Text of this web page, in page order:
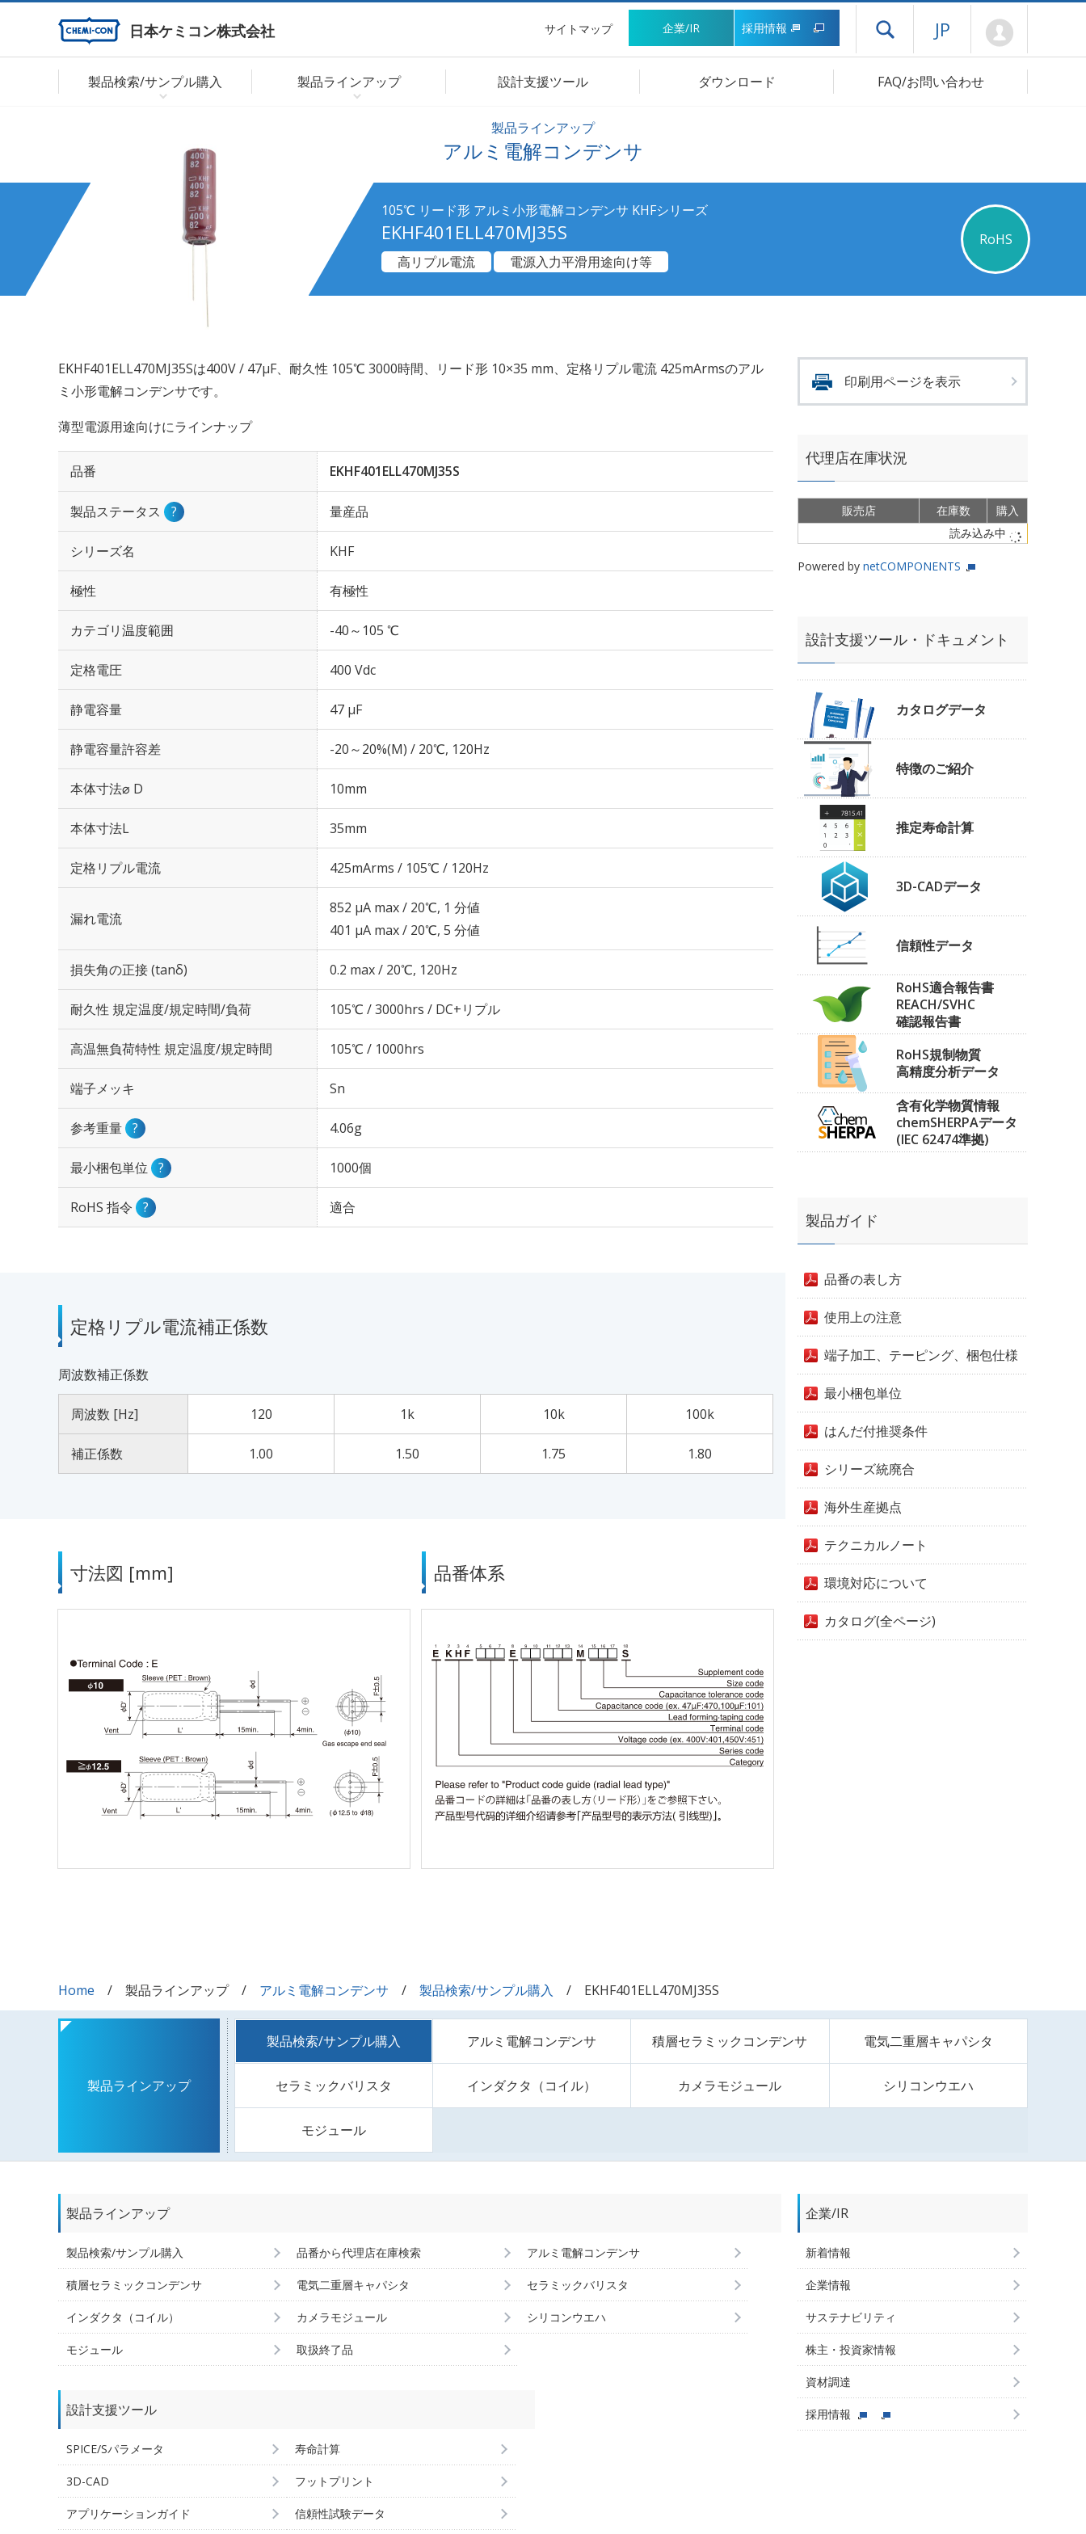
日本ケミコン株式会社 サイトマップ 企業/IR 採用情報 ドロワーメニューを開く
JP
製品検索/サンプル購入 製品ラインアップ 設計支援ツール ダウンロード FAQ/お問い合わせ
製品ラインアップ
アルミ電解コンデンサ
105℃ リード形 アルミ小形電解コンデンサ KHFシリーズ
EKHF401ELL470MJ35S
RoHS
高リプル電流
電源入力平滑用途向け等
EKHF401ELL470MJ35Sは400V / 47µF、耐久性 105℃ 3000時間、リード形 10×35 mm、定格リプル電流 425mArmsのアル
ミ小形電解コンデンサです。
薄型電源用途向けにラインナップ
品番 EKHF401ELL470MJ35S
製品ステータス ? 量産品
シリーズ名 KHF
極性 有極性
カテゴリ温度範囲 -40～105 ℃
定格電圧 400 Vdc
静電容量 47 µF
静電容量許容差 -20～20%(M) / 20℃, 120Hz
本体寸法⌀ D 10mm
本体寸法L 35mm
定格リプル電流 425mArms / 105℃ / 120Hz
漏れ電流
852 μA max / 20℃, 1 分値
401 μA max / 20℃, 5 分値
損失角の正接 (tanδ) 0.2 max / 20℃, 120Hz
耐久性 規定温度/規定時間/負荷 105℃ / 3000hrs / DC+リプル
高温無負荷特性 規定温度/規定時間 105℃ / 1000hrs
端子メッキ Sn
参考重量 ? 4.06g
最小梱包単位 ? 1000個
RoHS 指令 ? 適合
定格リプル電流補正係数
周波数補正係数
周波数 [Hz] 120 1k 10k 100k
補正係数 1.00 1.50 1.75 1.80
寸法図 [mm] 品番体系
印刷用ページを表示
代理店在庫状況
販売店 在庫数
購入
読み込み中
Powered by netCOMPONENTS
設計支援ツール・ドキュメント
カタログデータ
特徴のご紹介
推定寿命計算
3D-CADデータ
信頼性データ
RoHS適合報告書
REACH/SVHC
確認報告書
RoHS規制物質
高精度分析データ
含有化学物質情報
chemSHERPAデータ
(IEC 62474準拠)
製品ガイド
品番の表し方
使用上の注意
端子加工、テーピング、梱包仕様
最小梱包単位
はんだ付推奨条件
シリーズ統廃合
海外生産拠点
テクニカルノート
環境対応について
カタログ(全ページ)
Home 製品ラインアップ アルミ電解コンデンサ 製品検索/サンプル購入 EKHF401ELL470MJ35S
製品ラインアップ
製品検索/サンプル購入 アルミ電解コンデンサ 積層セラミックコンデンサ 電気二重層キャパシタ
セラミックバリスタ インダクタ（コイル） カメラモジュール シリコンウエハ
モジュール
製品ラインアップ
製品検索/サンプル購入 品番から代理店在庫検索 アルミ電解コンデンサ
積層セラミックコンデンサ 電気二重層キャパシタ セラミックバリスタ
インダクタ（コイル） カメラモジュール シリコンウエハ
モジュール 取扱終了品
設計支援ツール
SPICE/Sパラメータ 寿命計算
3D-CAD フットプリント
アプリケーションガイド 信頼性試験データ
企業/IR
新着情報
企業情報
サステナビリティ
株主・投資家情報
資材調達
採用情報